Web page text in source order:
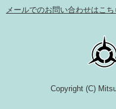
メールでのお問い合わせはこち
Copyright (C)